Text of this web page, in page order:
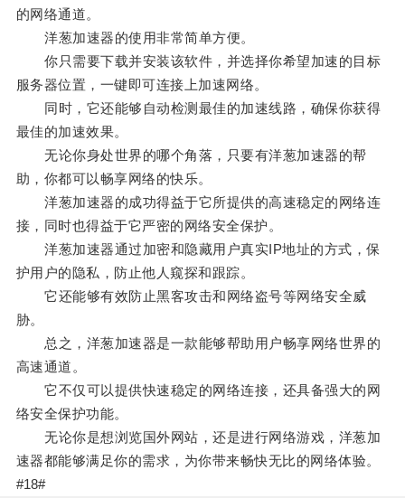
的网络通道。
洋葱加速器的使用非常简单方便。
你只需要下载并安装该软件，并选择你希望加速的目标
服务器位置，一键即可连接上加速网络。
同时，它还能够自动检测最佳的加速线路，确保你获得
最佳的加速效果。
无论你身处世界的哪个角落，只要有洋葱加速器的帮
助，你都可以畅享网络的快乐。
洋葱加速器的成功得益于它所提供的高速稳定的网络连
接，同时也得益于它严密的网络安全保护。
洋葱加速器通过加密和隐藏用户真实IP地址的方式，保
护用户的隐私，防止他人窥探和跟踪。
它还能够有效防止黑客攻击和网络盗号等网络安全威
胁。
总之，洋葱加速器是一款能够帮助用户畅享网络世界的
高速通道。
它不仅可以提供快速稳定的网络连接，还具备强大的网
络安全保护功能。
无论你是想浏览国外网站，还是进行网络游戏，洋葱加
速器都能够满足你的需求，为你带来畅快无比的网络体验。
#18#